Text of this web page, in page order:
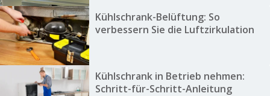
Kühlschrank-Belüftung: So
verbessern Sie die Luftzirkulation
Kühlschrank in Betrieb nehmen:
Schritt-für-Schritt-Anleitung